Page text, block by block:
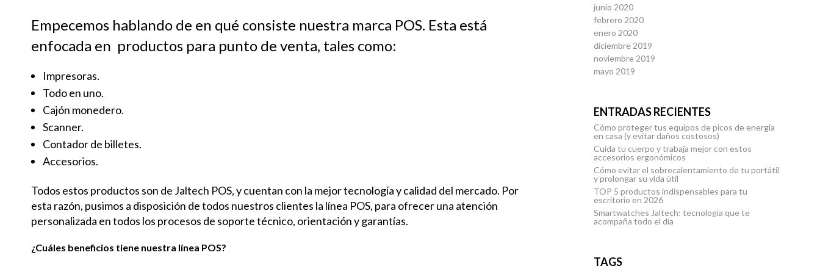
Empecemos hablando de en qué consiste nuestra marca POS. Esta está
enfocada en productos para punto de venta, tales como:
Impresoras.
Todo en uno.
Cajón monedero.
Scanner.
Contador de billetes.
Accesorios.
Todos estos productos son de Jaltech POS, y cuentan con la mejor tecnología y calidad del mercado. Por
esta razón, pusimos a disposición de todos nuestros clientes la línea POS, para ofrecer una atención
personalizada en todos los procesos de soporte técnico, orientación y garantías.
¿Cuáles beneficios tiene nuestra línea POS?
junio 2020
febrero 2020
enero 2020
diciembre 2019
noviembre 2019
mayo 2019
ENTRADAS RECIENTES
Cómo proteger tus equipos de picos de energía
en casa (y evitar daños costosos)
Cuida tu cuerpo y trabaja mejor con estos
accesorios ergonómicos
Cómo evitar el sobrecalentamiento de tu portátil
y prolongar su vida útil
TOP 5 productos indispensables para tu
escritorio en 2026
Smartwatches Jaltech: tecnología que te
acompaña todo el día
TAGS